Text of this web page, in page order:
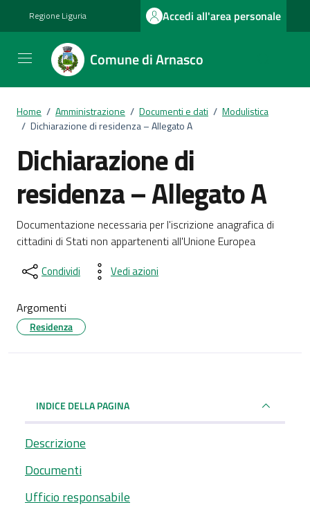
Regione Liguria Accedi all'area personale
Comune di Arnasco
Home / Amministrazione / Documenti e dati / Modulistica
/ Dichiarazione di residenza – Allegato A
Dichiarazione di
residenza – Allegato A
Dettagli del documento
Documentazione necessaria per l'iscrizione anagrafica di
cittadini di Stati non appartenenti all'Unione Europea
Condividi Vedi azioni
Argomenti
Residenza
INDICE DELLA PAGINA
Descrizione
Documenti
Ufficio responsabile